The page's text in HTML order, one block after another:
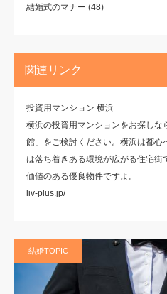
結婚式のマナー (48)
関連リンク
投資用マンション 横浜
横浜の投資用マンションをお探しな
館」をご検討ください。横浜は都
は落ち着きある環境が広がる住宅街
価値のある優良物件ですよ。
liv-plus.jp/
結婚TOPIC